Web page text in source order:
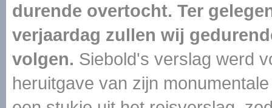
durende overtocht. Ter
verjaardag zullen wij
volgen. Siebold's verslag werd
heruitgave van zijn